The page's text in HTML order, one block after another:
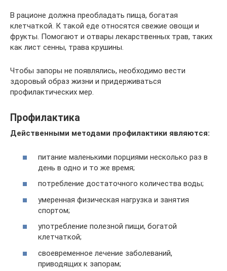
В рационе должна преобладать пища, богатая
клетчаткой. К такой еде относятся свежие овощи и
фрукты. Помогают и отвары лекарственных трав, таких
как лист сенны, трава крушины.
Чтобы запоры не появлялись, необходимо вести
здоровый образ жизни и придерживаться
профилактических мер.
Профилактика
Действенными методами профилактики являются:
питание маленькими порциями несколько раз в
день в одно и то же время;
потребление достаточного количества воды;
умеренная физическая нагрузка и занятия
спортом;
употребление полезной пищи, богатой
клетчаткой;
своевременное лечение заболеваний,
приводящих к запорам;